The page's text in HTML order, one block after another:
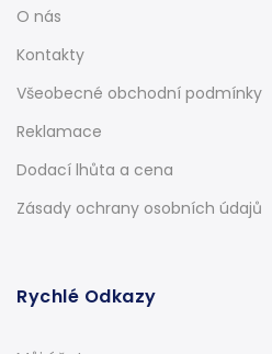
O nás
Kontakty
Všeobecné obchodní podmínky
Reklamace
Dodací lhůta a cena
Zásady ochrany osobních údajů
Rychlé Odkazy